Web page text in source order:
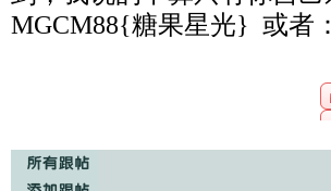
MGCM88{糖果星光} 或者：